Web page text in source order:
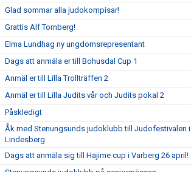
Glad sommar alla judokompisar!
Grattis Alf Tornberg!
Elma Lundhag ny ungdomsrepresentant
Dags att anmäla er till Bohusdal Cup 1
Anmäl er till Lilla Trollträffen 2
Anmäl er till Lilla Judits vår och Judits pokal 2
Påskledigt
Åk med Stenungsunds judoklubb till Judofestivalen i
Lindesberg
Dags att anmäla sig till Hajime cup i Varberg 26 april!